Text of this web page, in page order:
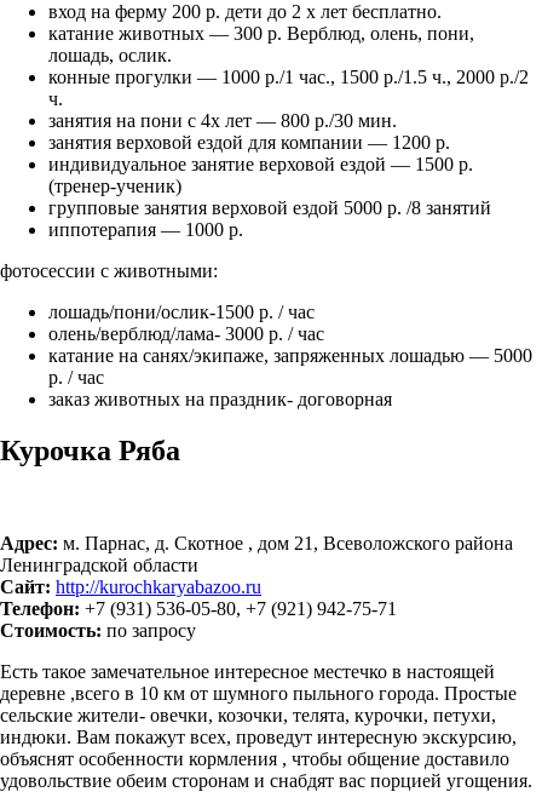
вход на ферму 200 р. дети до 2 х лет бесплатно.
катание животных — 300 р. Верблюд, олень, пони,
лошадь, ослик.
конные прогулки — 1000 р./1 час., 1500 р./1.5 ч., 2000 р./2
ч.
занятия на пони с 4х лет — 800 р./30 мин.
занятия верховой ездой для компании — 1200 р.
индивидуальное занятие верховой ездой — 1500 р.
(тренер-ученик)
групповые занятия верховой ездой 5000 р. /8 занятий
иппотерапия — 1000 р.
фотосессии с животными:
лошадь/пони/ослик-1500 р. / час
олень/верблюд/лама- 3000 р. / час
катание на санях/экипаже, запряженных лошадью — 5000
р. / час
заказ животных на праздник- договорная
Курочка Ряба
Адрес: м. Парнас, д. Скотное , дом 21, Всеволожского района
Ленинградской области
Сайт: http://kurochkaryabazoo.ru
Телефон: +7 (931) 536-05-80, +7 (921) 942-75-71
Стоимость: по запросу
Есть такое замечательное интересное местечко в настоящей
деревне ­­­­­­,всего в 10 км от шумного пыльного города. Простые
сельские жители- овечки, козочки, телята, курочки, петухи,
индюки. Вам покажут всех, проведут интересную экскурсию,
объяснят особенности кормления , чтобы общение доставило
удовольствие обеим сторонам и снабдят вас порцией угощения.